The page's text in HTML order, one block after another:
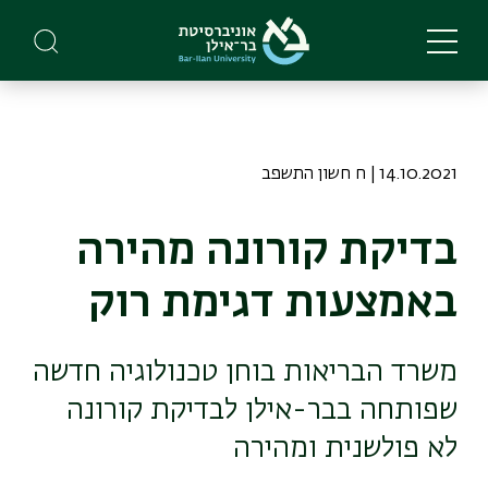
main
14.10.2021 | ח חשון התשפב
בדיקת קורונה מהירה
באמצעות דגימת רוק
משרד הבריאות בוחן טכנולוגיה חדשה
שפותחה בבר-אילן לבדיקת קורונה
לא פולשנית ומהירה